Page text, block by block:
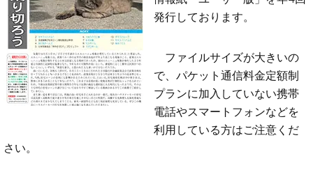
発行しております。
ファイルサイズが大きいの
で、パケット通信料金定額制
プランに加入していない携帯
電話やスマートフォンなどを
利用している方はご注意くだ
さい。